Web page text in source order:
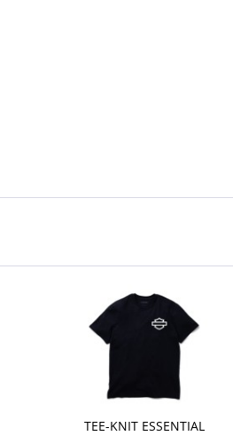
TEE-KNIT ESSENTIAL